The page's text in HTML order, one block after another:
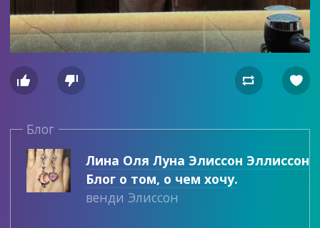
   
Блог
Лина Оля Луна Элиссон Эллиссон
Блог о том, о чем хочу.
венди Элиссон